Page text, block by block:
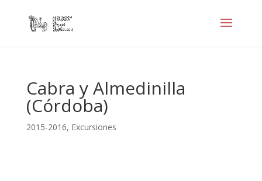
Cabra y Almedinilla
(Córdoba)
2015-2016, Excursiones